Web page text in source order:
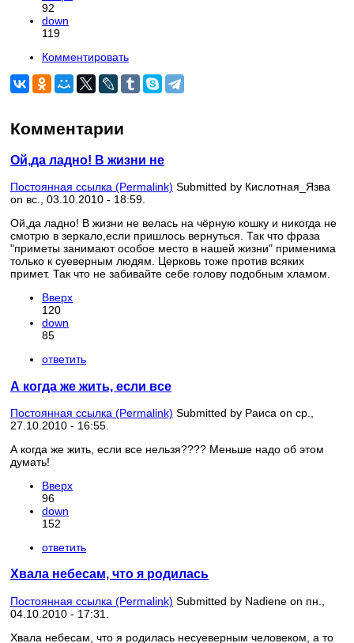
92
down
119
Комментировать
Комментарии
Ой,да ладно! В жизни не
Постоянная ссылка (Permalink) Submitted by Кислотная_Язва
on вс., 03.10.2010 - 18:59.
Ой,да ладно! В жизни не велась на чёрную кошку и никогда не
смотрю в зеркало,если пришлось вернуться. Так что фраза
"приметы занимают особое место в нашей жизни" применима
только к суеверным людям. Церковь тоже против всяких
примет. Так что не забивайте себе голову подобным хламом.
Вверх
120
down
85
ответить
А когда же жить, если все
Постоянная ссылка (Permalink) Submitted by Раиса on ср.,
27.10.2010 - 16:55.
А когда же жить, если все нельзя???? Меньше надо об этом
думать!
Вверх
96
down
152
ответить
Хвала небесам, что я родилась
Постоянная ссылка (Permalink) Submitted by Nadiene on пн.,
04.10.2010 - 17:31.
Хвала небесам, что я родилась несуеверным человеком, а то